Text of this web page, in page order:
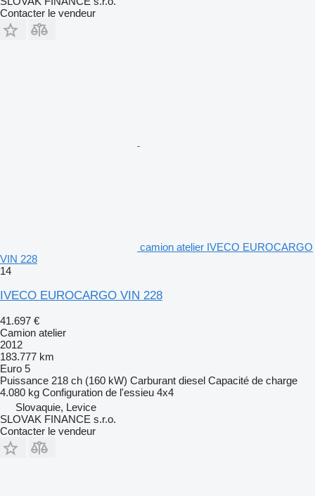
Contacter le vendeur
camion atelier IVECO EUROCARGO
VIN 228
14
IVECO EUROCARGO VIN 228
41.697 €
Camion atelier
2012
183.777 km
Euro 5
Puissance 218 ch (160 kW) Carburant diesel Capacité de charge
4.080 kg Configuration de l'essieu 4x4
Slovaquie, Levice
SLOVAK FINANCE s.r.o.
Contacter le vendeur